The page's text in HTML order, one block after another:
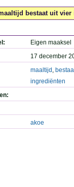
bestaat uit
Eigen maaksel
17 december
maaltijd ,
ingrediënten
akoe